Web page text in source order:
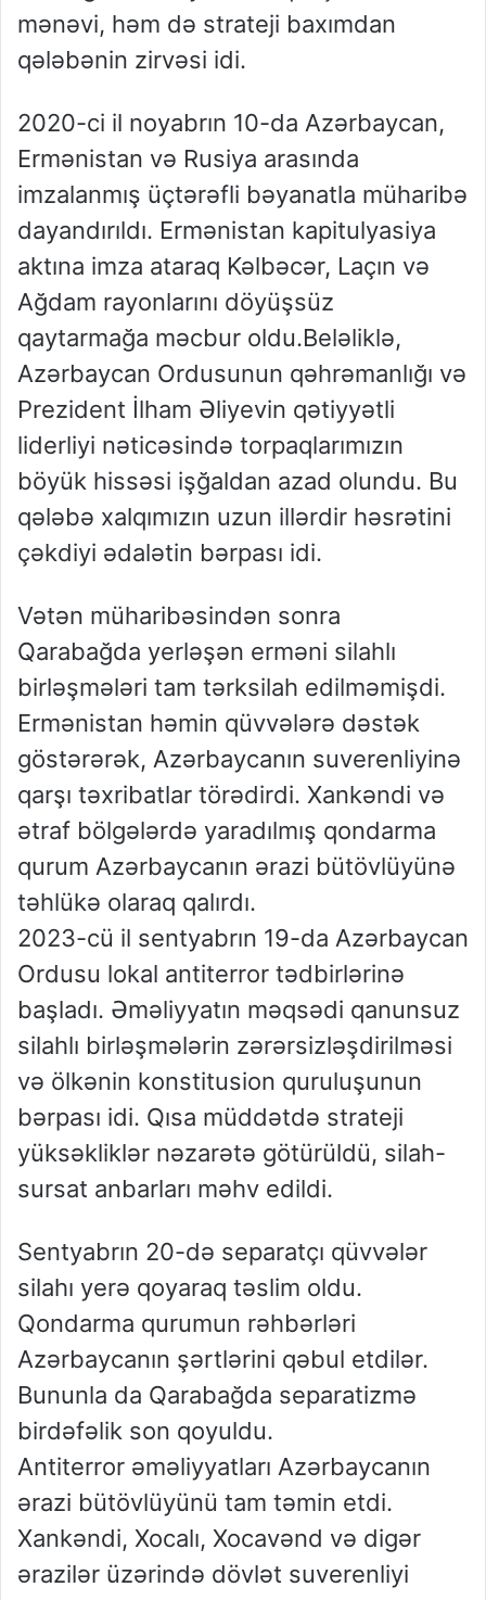
mənəvi, həm də strateji baxımdan
qələbənin zirvəsi idi.
2020-ci il noyabrın 10-da Azərbaycan,
Ermənistan və Rusiya arasında
imzalanmış üçtərəfli bəyanatla müharibə
dayandırıldı. Ermənistan kapitulyasiya
aktına imza ataraq Kəlbəcər, Laçın və
Ağdam rayonlarını döyüşsüz
qaytarmağa məcbur oldu.Beləliklə,
Azərbaycan Ordusunun qəhrəmanlığı və
Prezident İlham Əliyevin qətiyyətli
liderliyi nəticəsində torpaqlarımızın
böyük hissəsi işğaldan azad olundu. Bu
qələbə xalqımızın uzun illərdir həsrətini
çəkdiyi ədalətin bərpası idi.
Vətən müharibəsindən sonra
Qarabağda yerləşən erməni silahlı
birləşmələri tam tərksilah edilməmişdi.
Ermənistan həmin qüvvələrə dəstək
göstərərək, Azərbaycanın suverenliyinə
qarşı təxribatlar törədirdi. Xankəndi və
ətraf bölgələrdə yaradılmış qondarma
qurum Azərbaycanın ərazi bütövlüyünə
təhlükə olaraq qalırdı.
2023-cü il sentyabrın 19-da Azərbaycan
Ordusu lokal antiterror tədbirlərinə
başladı. Əməliyyatın məqsədi qanunsuz
silahlı birləşmələrin zərərsizləşdirilməsi
və ölkənin konstitusion quruluşunun
bərpası idi. Qısa müddətdə strateji
yüksəkliklər nəzarətə götürüldü, silah-
sursat anbarları məhv edildi.
Sentyabrın 20-də separatçı qüvvələr
silahı yerə qoyaraq təslim oldu.
Qondarma qurumun rəhbərləri
Azərbaycanın şərtlərini qəbul etdilər.
Bununla da Qarabağda separatizmə
birdəfəlik son qoyuldu.
Antiterror əməliyyatları Azərbaycanın
ərazi bütövlüyünü tam təmin etdi.
Xankəndi, Xocalı, Xocavənd və digər
ərazilər üzərində dövlət suverenliyi